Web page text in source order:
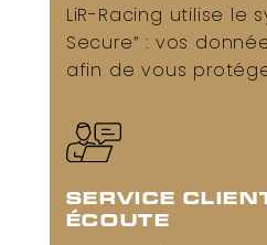
LiR-Racing utilise le
Secure” : vos
afin de vous
SERVICE
ÉCOUTE